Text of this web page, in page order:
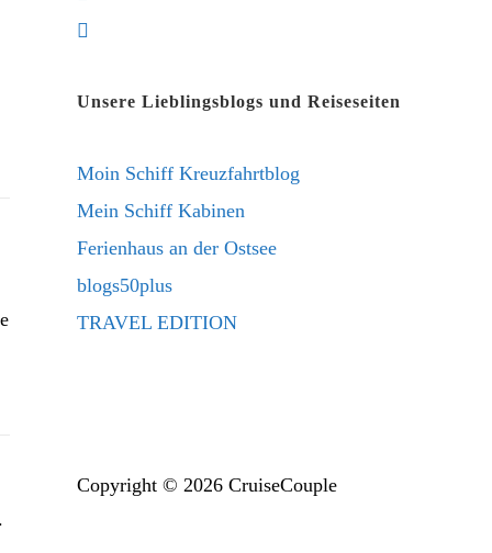
tab
new
Unsere Lieblingsblogs und Reiseseiten
Moin Schiff Kreuzfahrtblog
Mein Schiff Kabinen
Ferienhaus an der Ostsee
blogs50plus
TRAVEL EDITION
Copyright © 2026 CruiseCouple